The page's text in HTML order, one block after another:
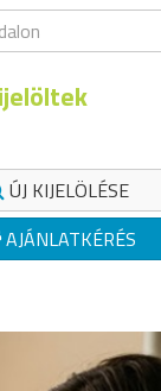
ÚJ KIJELÖLÉSE
AJÁNLATKÉRÉS